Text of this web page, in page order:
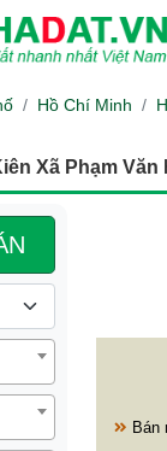
Hồ Chí Minh
Xã Phạm
Bán